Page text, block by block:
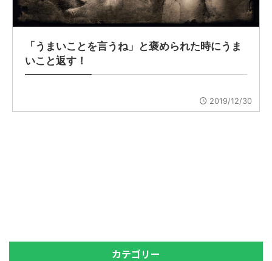
「うまいことを言うね」と褒められた時にうま
いこと返す！
2019/12/30
カテゴリー